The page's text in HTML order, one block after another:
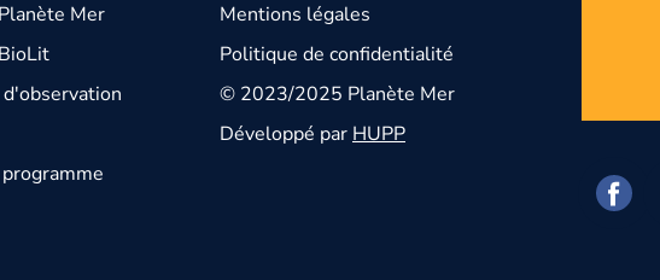
Mer
Mentions légales
Politique de confidentialité
© 2023/2025 Planète Mer
Développé parHUPP